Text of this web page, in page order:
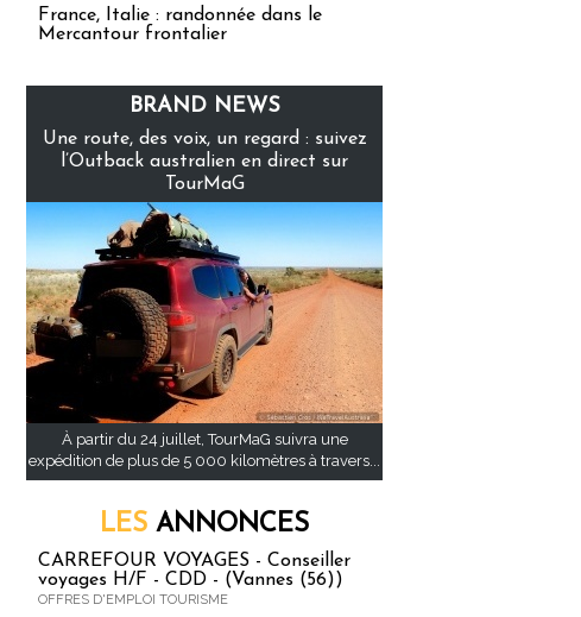
France, Italie : randonnée dans le
Mercantour frontalier
BRAND NEWS
Une route, des voix, un regard : suivez
l’Outback australien en direct sur
TourMaG
À partir du 24 juillet, TourMaG suivra une
expédition de plus de 5 000 kilomètres à travers...
LES ANNONCES
CARREFOUR VOYAGES - Conseiller
voyages H/F - CDD - (Vannes (56))
OFFRES D'EMPLOI TOURISME